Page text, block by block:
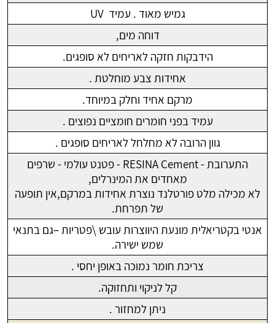
גמיש מאוד . עמיד UV
דוחה מים,
הידבקות חזקה לאריחים לא סופגים.
אחידות צבע מוחלטת .
מרקם אחיד וחלק במיוחד.
עמיד בפני חומרים חומציים נפוצים .
גוון הרובה לא מחלחל לאריחים סופגים .
התערובת - RESINA Cement - פטנט עולמי - שרפים
מאחדים את המינרלים,
לא מכילה מלט פורטלנד נוצרת אחידות במרקם,אין תופעה
של תפרחת.
אנטי בקטריאלית מונעת היווצרות עובש \פטריות –גם בתנאי
שמש ישירה.
צריכת חומר נמוכה באופן יחסי .
קל לניקוי ותחזוקה.
ניתן למחזור .